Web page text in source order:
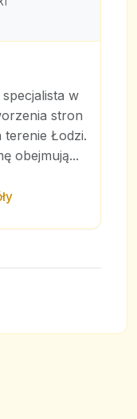
w
stron
terenie Łodzi.
obejmują...